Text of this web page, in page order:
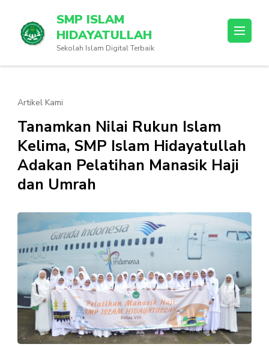
konten
SMP ISLAM
HIDAYATULLAH
Sekolah Islam Digital Terbaik
Artikel Kami
Tanamkan Nilai Rukun Islam
Kelima, SMP Islam Hidayatullah
Adakan Pelatihan Manasik Haji
dan Umrah